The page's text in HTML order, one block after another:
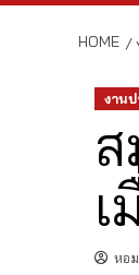
HOME
งาน
หอ